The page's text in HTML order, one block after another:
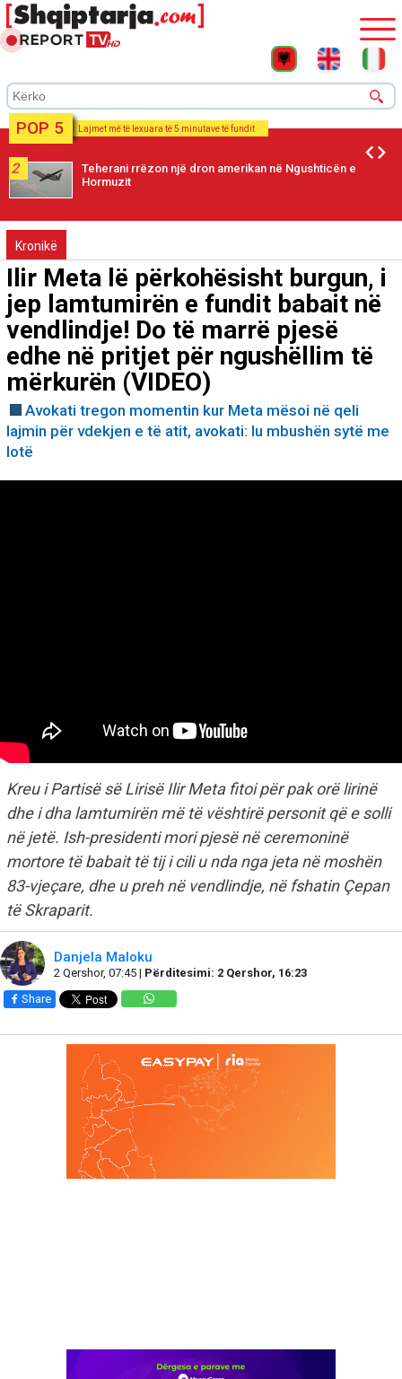
POP 5 Lajmet më të lexuara të 5 minutave të fundit
2
Teherani rrëzon një dron amerikan në Ngushticën e
Hormuzit
Kronikë
Ilir Meta lë përkohësisht burgun, i
jep lamtumirën e fundit babait në
vendlindje! Do të marrë pjesë
edhe në pritjet për ngushëllim të
mërkurën (VIDEO)
Avokati tregon momentin kur Meta mësoi në qeli
lajmin për vdekjen e të atit, avokati: Iu mbushën sytë me
lotë
Kreu i Partisë së Lirisë Ilir Meta fitoi për pak orë lirinë
dhe i dha lamtumirën më të vështirë personit që e solli
në jetë. Ish-presidenti mori pjesë në ceremoninë
mortore të babait të tij i cili u nda nga jeta në moshën
83-vjeçare, dhe u preh në vendlindje, në fshatin Çepan
të Skraparit.
Danjela Maloku
2 Qershor, 07:45 | Përditesimi: 2 Qershor, 16:23
Share